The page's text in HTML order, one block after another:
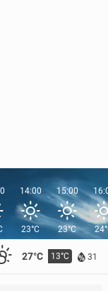
27°C 13°C 31
14:00
23°C
15:00
23°C